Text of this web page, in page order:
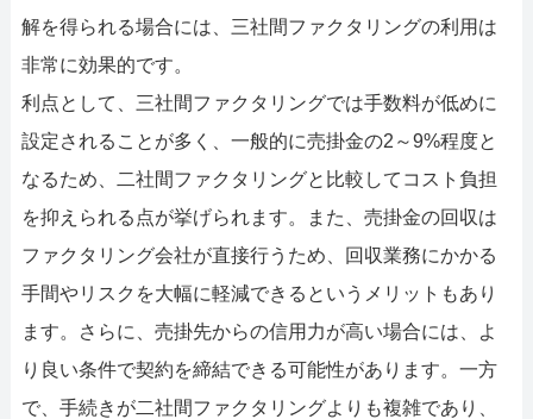
解を得られる場合には、三社間ファクタリングの利用は
非常に効果的です。
利点として、三社間ファクタリングでは手数料が低めに
設定されることが多く、一般的に売掛金の2～9%程度と
なるため、二社間ファクタリングと比較してコスト負担
を抑えられる点が挙げられます。また、売掛金の回収は
ファクタリング会社が直接行うため、回収業務にかかる
手間やリスクを大幅に軽減できるというメリットもあり
ます。さらに、売掛先からの信用力が高い場合には、よ
り良い条件で契約を締結できる可能性があります。一方
で、手続きが二社間ファクタリングよりも複雑であり、